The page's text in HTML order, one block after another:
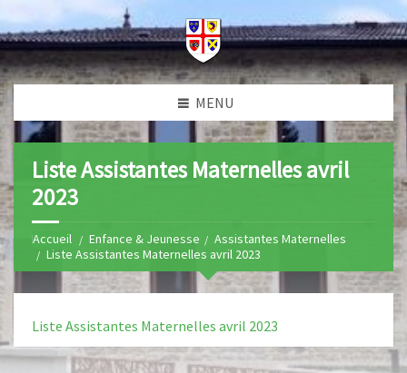
MENU
Liste Assistantes Maternelles avril
2023
Home Enfance & Jeunesse
Assistantes Maternelles
Liste Assistantes Maternelles avril 2023
Liste Assistantes Maternelles avril 2023